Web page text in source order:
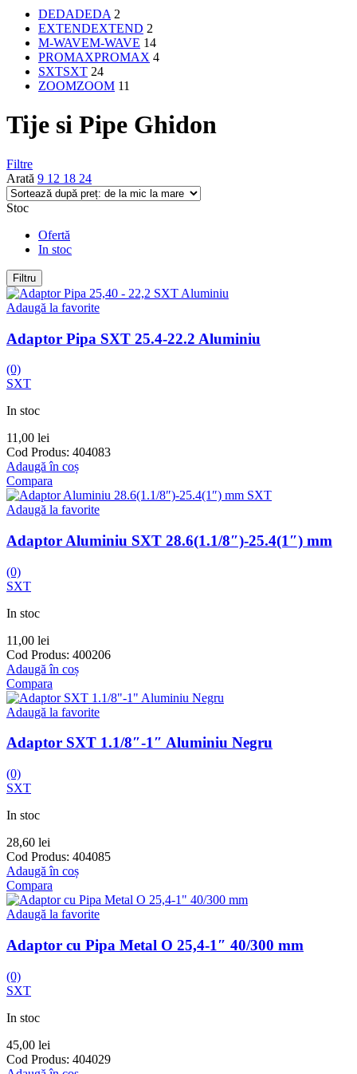
DEDADEDA 2
EXTENDEXTEND 2
M-WAVEM-WAVE 14
PROMAXPROMAX 4
SXTSXT 24
ZOOMZOOM 11
Tije si Pipe Ghidon
Filtre
Arată 9 12 18 24
Stoc
Ofertă
In stoc
Filtru
Adaugă la favorite
Adaptor Pipa SXT 25.4-22.2 Aluminiu
(0)
SXT
In stoc
11,00 lei
Cod Produs: 404083
Adaugă în coș
Compara
Adaugă la favorite
Adaptor Aluminiu SXT 28.6(1.1/8″)-25.4(1″) mm
(0)
SXT
In stoc
11,00 lei
Cod Produs: 400206
Adaugă în coș
Compara
Adaugă la favorite
Adaptor SXT 1.1/8″-1″ Aluminiu Negru
(0)
SXT
In stoc
28,60 lei
Cod Produs: 404085
Adaugă în coș
Compara
Adaugă la favorite
Adaptor cu Pipa Metal O 25,4-1″ 40/300 mm
(0)
SXT
In stoc
45,00 lei
Cod Produs: 404029